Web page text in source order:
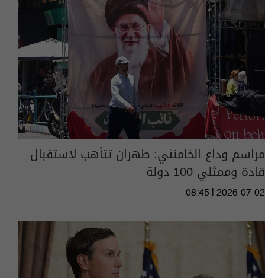
مراسم وداع الخامنئي: طهران تتأهب لاستقبال
قادة وممثلي 100 دولة
08:45 | 2026-07-02